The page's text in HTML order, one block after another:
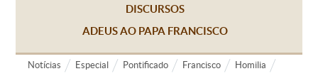
DISCURSOS
ADEUS AO PAPA FRANCISCO
Notícias Especial Pontificado Francisco Homilia